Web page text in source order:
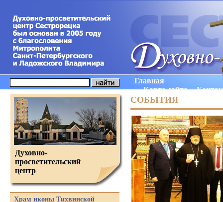
Главная
Карта сайта
СОБЫТИЯ
Духовно-
просветительский
центр
Храм иконы Тихвинской